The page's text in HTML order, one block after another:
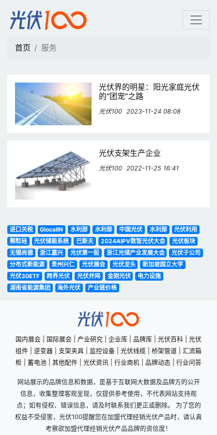
服务 | 光伏100
首页 服务
光伏界的明星：阳光家庭光伏
的“团宠”之路
光伏100 2023-11-24 08:08
光伏支架生产企业
光伏100 2022-11-25 16:41
进口关税 GlocalIN 水利部 水利部 中国光伏 水利部
光伏利用
颗粒硅
光伏储能系统 巴斯夫 2024AIPV数智光伏大会
光伏板块
无锡尚德
浙江嘉兴 光伏第一股 浙江光储产业发展大会
光伏子公司
分布式新能源
贵州兴仁 光伏展会 光伏龙头
新加坡国立大学
光伏30ETF
跨界光伏 光伏并网 金刚光伏
电力设施
湖南省能源集团
海外光伏 产业链价格
国内展会 国际展会 产业研究 企业库 品牌库 光伏百科
光伏
组件
逆变器 支架夹具 监控设备 光伏线缆 桥架管道
汇流箱
柜
蓄电池 其他配件 光伏资讯 行业商机 品牌动态 行业问答
网站展示的品牌信息和数据，是基于互联网大数据及品牌方的公开
信息，收集整理客观呈现，仅提供参考使用，不代表网站支持观
点；如有侵权、错误信息，请及时联系我们更正或删除。 为了您的
权益不受侵害，光伏100提醒您在加盟代理经销光伏产品时，请认真
考察欲加盟代理经销光伏产品品牌的资信度！